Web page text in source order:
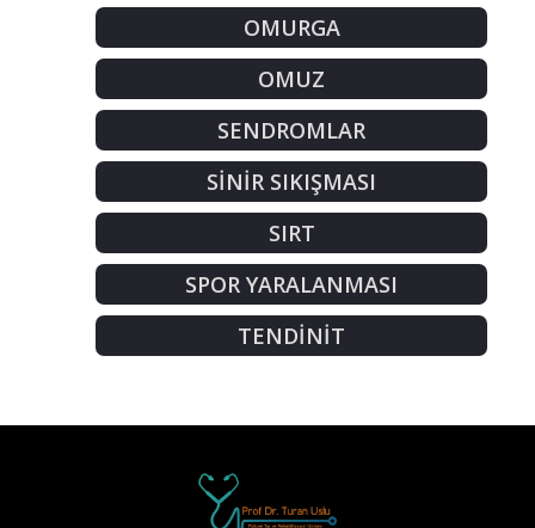
OMURGA
OMUZ
SENDROMLAR
SİNİR SIKIŞMASI
SIRT
SPOR YARALANMASI
TENDİNİT